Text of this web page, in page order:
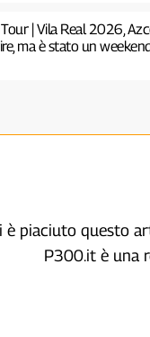
| Vila Real 2026,
ma è stato un
è piaciuto questo
P300.it è una